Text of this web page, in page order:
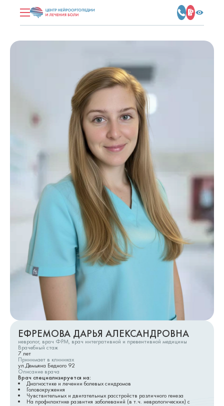
ЕФРЕМОВА ДАРЬЯ АЛЕКСАНДРОВНА
невролог, врач ФРМ, врач интегративной и превентивной медицины
Врачебный стаж
7лет
Принимает в клиниках
ул.Демьяна Бедного 92
Описание врача
Врач специализируется на:
Диагностике и лечении болевых синдромов
Головокружения
Чувствительных и двигательных расстройств различного генеза
На профилактике развития заболеваний (в т.ч. неврологических) с